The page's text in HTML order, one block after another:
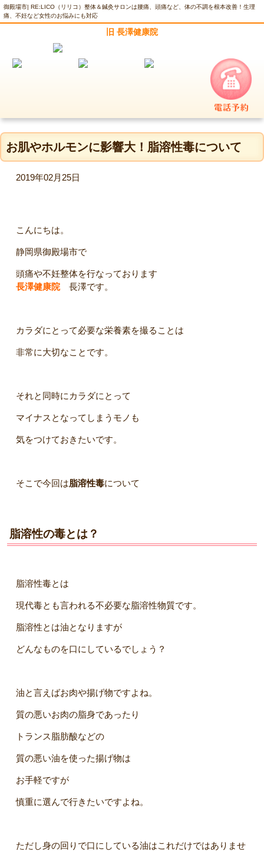
御殿場市| RE:LICO（リリコ）整体＆鍼灸サロンは腰痛、頭痛など、体の不調を根本改善！生理
痛、不妊など女性のお悩みにも対応
旧 長澤健康院
お肌やホルモンに影響大！脂溶性毒について
2019年02月25日
こんにちは。
静岡県御殿場市で
頭痛や不妊整体を行なっております
長澤健康院長澤です。
カラダにとって必要な栄養素を撮ることは
非常に大切なことです。
それと同時にカラダにとって
マイナスとなってしまうモノも
気をつけておきたいです。
そこで今回は脂溶性毒について
脂溶性の毒とは？
脂溶性毒とは
現代毒とも言われる不必要な脂溶性物質です。
脂溶性とは油となりますが
どんなものを口にしているでしょう？
油と言えばお肉や揚げ物ですよね。
質の悪いお肉の脂身であったり
トランス脂肪酸などの
質の悪い油を使った揚げ物は
お手軽ですが
慎重に選んで行きたいですよね。
ただし身の回りで口にしている油はこれだけではありませ